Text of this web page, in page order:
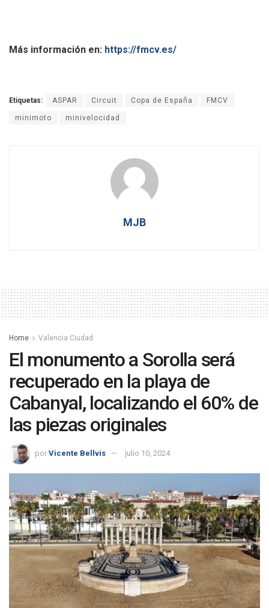
Más información en: https://fmcv.es/
Etiquetas: ASPAR Circuit Copa de España FMCV
minimoto minivelocidad
MJB
Home Valencia Ciudad
El monumento a Sorolla será
recuperado en la playa de
Cabanyal, localizando el 60% de
las piezas originales
por Vicente Bellvis julio 10, 2024